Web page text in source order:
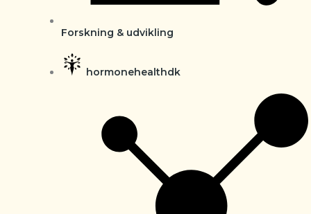
Forskning & udvikling
hormonehealthdk